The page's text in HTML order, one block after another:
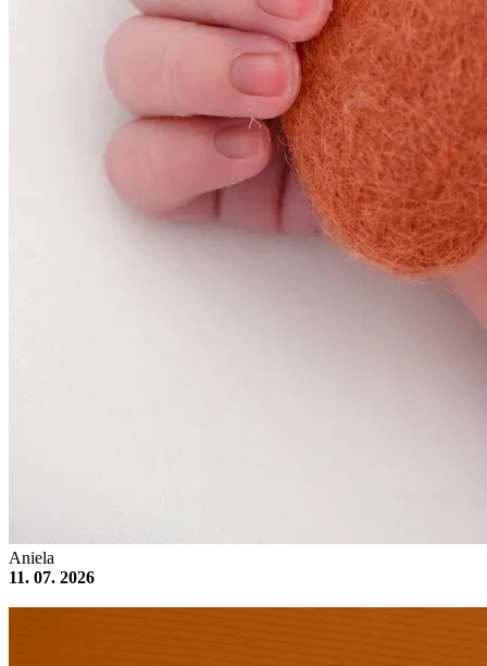
Aniela
11. 07. 2026